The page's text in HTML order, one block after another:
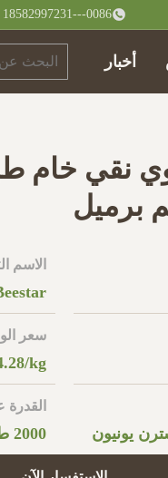
0086---18582997231
أخبار
خام
الاسم
سعر
kg
القدرة
2000 طن